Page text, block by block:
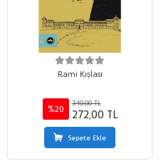
Rami Kışlası
%20
340,00 TL
272,00 TL
Sepete Ekle